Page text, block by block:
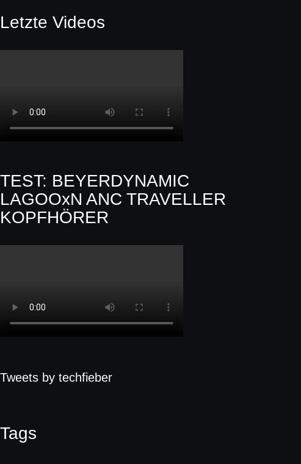
Letzte Videos
TEST: BEYERDYNAMIC
LAGOOxN ANC TRAVELLER
KOPFHÖRER
Tweets by techfieber
Tags